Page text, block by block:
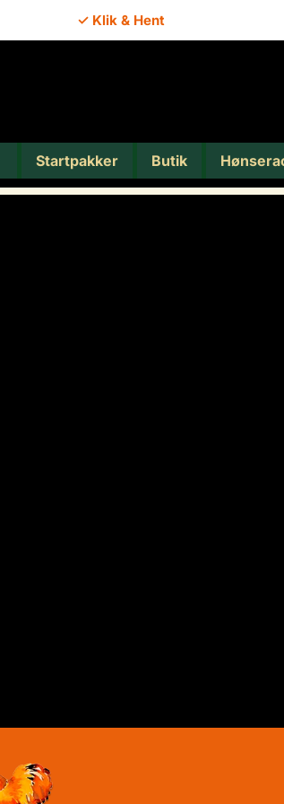
✓ Klik & Hent
Startpakker Butik